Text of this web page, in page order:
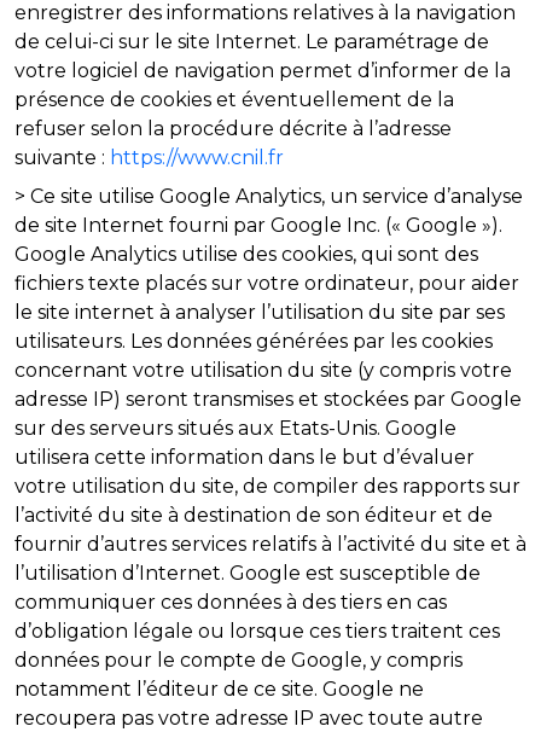
enregistrer des informations relatives à la navigation
de celui-ci sur le site Internet. Le paramétrage de
votre logiciel de navigation permet d’informer de la
présence de cookies et éventuellement de la
refuser selon la procédure décrite à l’adresse
suivante : https://www.cnil.fr
> Ce site utilise Google Analytics, un service d’analyse
de site Internet fourni par Google Inc. (« Google »).
Google Analytics utilise des cookies, qui sont des
fichiers texte placés sur votre ordinateur, pour aider
le site internet à analyser l’utilisation du site par ses
utilisateurs. Les données générées par les cookies
concernant votre utilisation du site (y compris votre
adresse IP) seront transmises et stockées par Google
sur des serveurs situés aux Etats-Unis. Google
utilisera cette information dans le but d’évaluer
votre utilisation du site, de compiler des rapports sur
l’activité du site à destination de son éditeur et de
fournir d’autres services relatifs à l’activité du site et à
l’utilisation d’Internet. Google est susceptible de
communiquer ces données à des tiers en cas
d’obligation légale ou lorsque ces tiers traitent ces
données pour le compte de Google, y compris
notamment l’éditeur de ce site. Google ne
recoupera pas votre adresse IP avec toute autre